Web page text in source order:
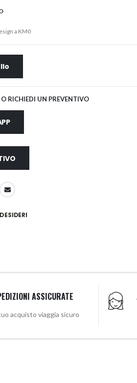
a KM0
RICHIEDI UN PREVENTIVO
ASSICURATE
acquisto viaggia sicuro